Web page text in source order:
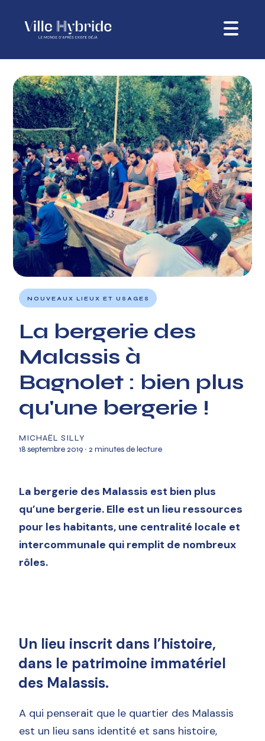
NOUVEAUX LIEUX ET USAGES
La bergerie des
Malassis à
Bagnolet : bien plus
qu'une bergerie !
MICHAËL SILLY
18 septembre 2019 ∙ 2 minutes de lecture
La bergerie des Malassis est bien plus
qu’une bergerie. Elle est un lieu ressources
pour les habitants, une centralité locale et
intercommunale qui remplit de nombreux
rôles.
Un lieu inscrit dans l’histoire,
dans le patrimoine immatériel
des Malassis.
A qui penserait que le quartier des Malassis
est un lieu sans identité et sans histoire,